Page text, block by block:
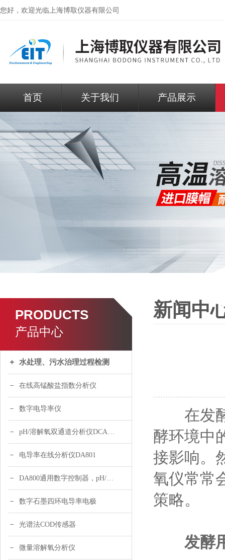
您好，欢迎光临上海博取仪器有限公司
首页 关于我们 产品展示
PRODUCTS
产品中心
水处理、污水治理过程检测
在线高锰酸盐指数分析仪
数字电导率仪
pH/溶解氧双通道分析仪DCA120
电导率在线分析仪DA801
DA800通用数字控制器，pH/DO/ORP多参数
数字石墨四环电导率电极
光谱法COD传感器
微量溶解氧分析仪
新闻中
在发酵
酵环境中
接影响。
氧仪常常
策略。
发酵